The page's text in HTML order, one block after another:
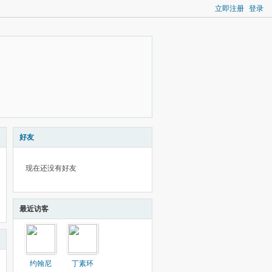
立即注册 登录
好友
现在还没有好友
最近访客
约翰尼
丁素环